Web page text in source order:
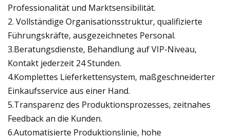
Professionalität und Marktsensibilität.
2. Vollständige Organisationsstruktur, qualifizierte
Führungskräfte, ausgezeichnetes Personal.
3.Beratungsdienste, Behandlung auf VIP-Niveau,
Kontakt jederzeit 24 Stunden.
4.Komplettes Lieferkettensystem, maßgeschneiderter
Einkaufsservice aus einer Hand.
5.Transparenz des Produktionsprozesses, zeitnahes
Feedback an die Kunden.
6.Automatisierte Produktionslinie, hohe